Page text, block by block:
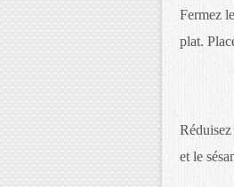
Fermez
plat.
et le